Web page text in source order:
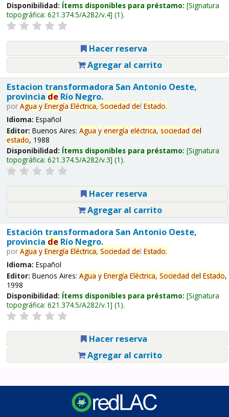
Disponibilidad: Ítems disponibles para préstamo: Signatura
topográfica: 621.374.5/A282/v.4 (1).
Hacer reserva
Agregar al carrito
Estacion transformadora San Antonio Oeste,
provincia deRío Negro.
por Agua y Energía Eléctrica, Sociedad del Estado.
Idioma: Español
Editor: Buenos Aires: Agua y energía eléctrica, sociedad del
estado, 1988
Disponibilidad: Ítems disponibles para préstamo: Signatura
topográfica: 621.374.5/A282/v.3 (1).
Hacer reserva
Agregar al carrito
Estación transformadora San Antonio Oeste,
provincia deRío Negro.
por Agua y Energía Eléctrica, Sociedad del Estado.
Idioma: Español
Editor: Buenos Aires: Agua y Energía Eléctrica, Sociedad del Estado,
1998
Disponibilidad: Ítems disponibles para préstamo: Signatura
topográfica: 621.374.5/A282/v.1 (1).
Hacer reserva
Agregar al carrito